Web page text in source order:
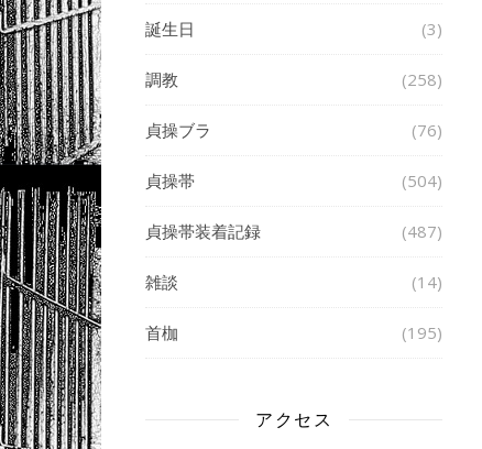
誕生日 (3)
調教 (258)
貞操ブラ (76)
貞操帯 (504)
貞操帯装着記録 (487)
雑談 (14)
首枷 (195)
アクセス